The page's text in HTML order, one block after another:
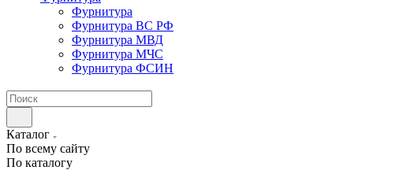
Фурнитура
Фурнитура ВС РФ
Фурнитура МВД
Фурнитура МЧС
Фурнитура ФСИН
Каталог
По всему сайту
По каталогу